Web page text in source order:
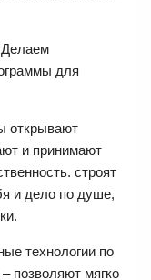
для
открывают
и принимают
строят
и дело по душе,
технологии по
позволяют мягко